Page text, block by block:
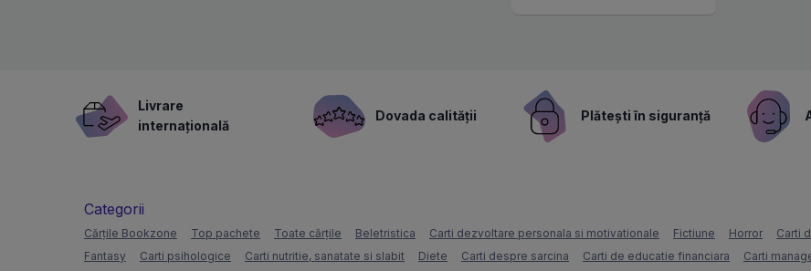
Livrare
internațională
Dovada calității Plătești în siguranță
Categorii
Cărțile Bookzone Top pachete Toate cărțile Beletristica Carti dezvoltare personala si motivationale Fictiune Horror Carti
Fantasy
Carti psihologice Carti nutritie, sanatate si slabit Diete Carti despre sarcina Carti de educatie financiara Carti